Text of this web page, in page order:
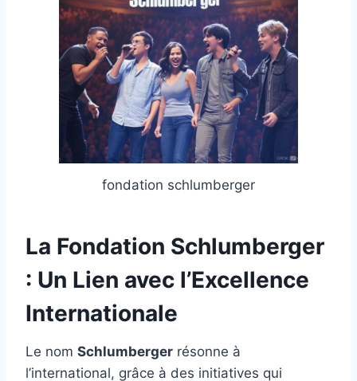
fondation schlumberger
La Fondation Schlumberger
: Un Lien avec l’Excellence
Internationale
Le nom Schlumberger résonne à
l’international, grâce à des initiatives qui